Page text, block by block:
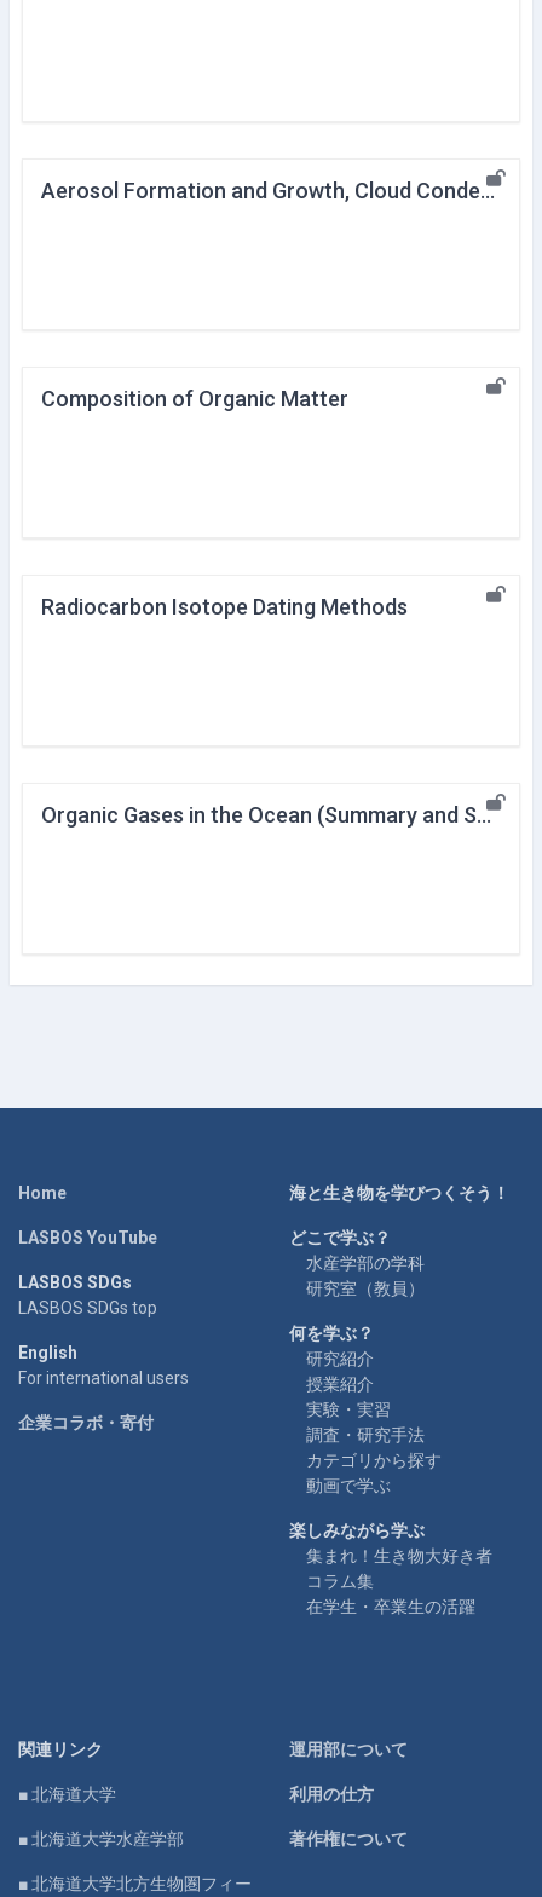
Aerosol Formation and Growth, Cloud Condensation Nuclei
Composition of Organic Matter
Radiocarbon Isotope Dating Methods
Organic Gases in the Ocean (Summary and Supplement)
Home
LASBOS YouTube
LASBOS SDGs
LASBOS SDGs top
English
For international users
企業コラボ・寄付
海と生き物を学びつくそう！
どこで学ぶ？
水産学部の学科
研究室（教員）
何を学ぶ？
研究紹介
授業紹介
実験・実習
調査・研究手法
カテゴリから探す
動画で学ぶ
楽しみながら学ぶ
集まれ！生き物大好き者
コラム集
在学生・卒業生の活躍
関連リンク
■ 北海道大学
■ 北海道大学水産学部
■ 北海道大学北方生物圏フィー
運用部について
利用の仕方
著作権について